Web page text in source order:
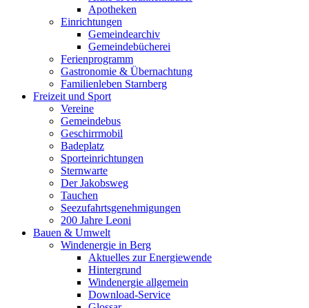
Apotheken
Einrichtungen
Gemeindearchiv
Gemeindebücherei
Ferienprogramm
Gastronomie & Übernachtung
Familienleben Starnberg
Freizeit und Sport
Vereine
Gemeindebus
Geschirrmobil
Badeplatz
Sporteinrichtungen
Sternwarte
Der Jakobsweg
Tauchen
Seezufahrtsgenehmigungen
200 Jahre Leoni
Bauen & Umwelt
Windenergie in Berg
Aktuelles zur Energiewende
Hintergrund
Windenergie allgemein
Download-Service